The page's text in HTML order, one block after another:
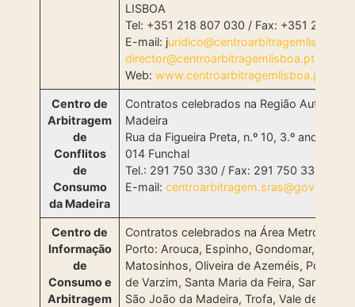
LISBOA
Tel: +351 218 807 030 / Fax: +351 218
E-mail: juridico@centroarbitragemlisboa.pt
director@centroarbitragemlisboa.pt
Web:www.centroarbitragemlisboa.pt
Centro de
Arbitragem
de
Conflitos
de
Consumo
da Madeira
Contratos celebrados na Região
Madeira
Rua da Figueira Preta, n.º 10, 3.º andar –
014 Funchal
Tel.: 291 750 330 / Fax: 291 750 339
E-mail:centroarbitragem.sras@gov-
Centro de
Informação
de
Consumo e
Arbitragem
Contratos celebrados na Área
Porto: Arouca, Espinho, Gondomar, Maia,
Matosinhos, Oliveira de Azeméis, Porto,
de Varzim, Santa Maria da Feira, Santo
São João da Madeira, Trofa, Vale de